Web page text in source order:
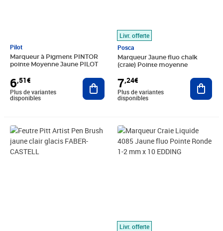
Pilot
Marqueur à Pigment PINTOR
pointe Moyenne Jaune PILOT
6,51€
Plus de variantes
disponibles
Ajouter au panier
Livr. offerte
Posca
Marqueur Jaune fluo chalk
(craie) Pointe moyenne
7,24€
Plus de variantes
disponibles
Prix 4,21€
Livr. offerte
Prix 39,87€